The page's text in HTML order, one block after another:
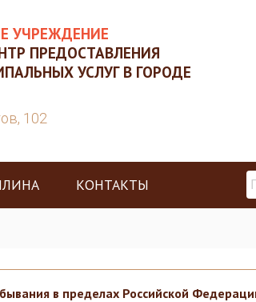
УЧРЕЖДЕНИЕ
ПРЕДОСТАВЛЕНИЯ
УСЛУГ В ГОРОДЕ
102
КОНТАКТЫ
в пределах Российской